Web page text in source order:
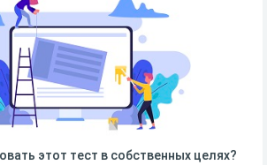
этот тест в собственных целях?